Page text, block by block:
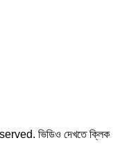
ভিডিও দেখতে ক্লিক